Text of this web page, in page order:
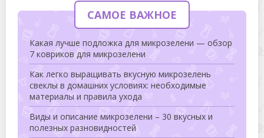
САМОЕ ВАЖНОЕ
Какая лучше подложка для микрозелени — обзор
7 ковриков для микрозелени
Как легко выращивать вкусную микрозелень
свеклы в домашних условиях: необходимые
материалы и правила ухода
Виды и описание микрозелени – 30 вкусных и
полезных разновидностей